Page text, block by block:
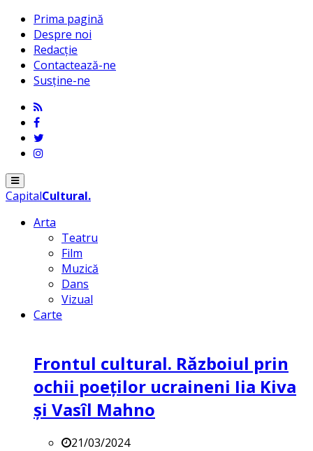
Prima pagină
Despre noi
Redacție
Contactează-ne
Susține-ne
Menu
CapitalCultural.
Arta
Teatru
Film
Muzică
Dans
Vizual
Carte
Frontul cultural. Războiul prin
ochii poeților ucraineni Iia Kiva
și Vasîl Mahno
21/03/2024